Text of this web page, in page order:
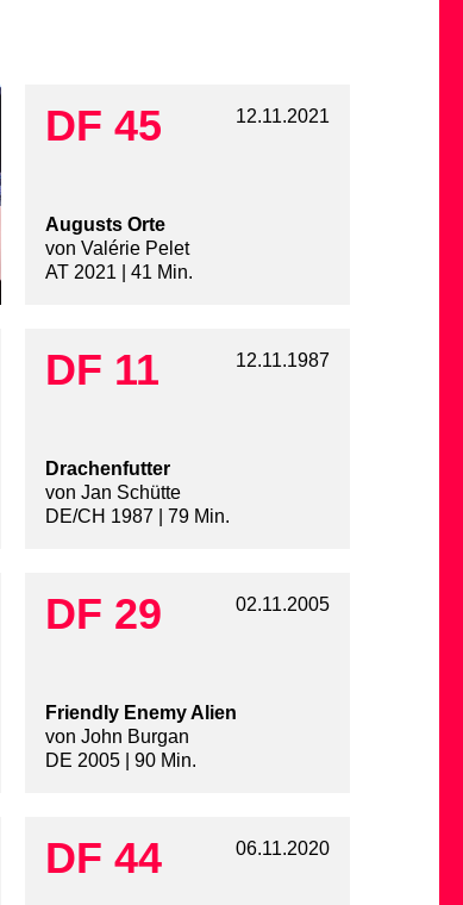
DF 45 12.11.2021
Augusts Orte
von Valérie Pelet
AT 2021 | 41 Min.
DF 11 12.11.1987
Drachenfutter
von Jan Schütte
DE/CH 1987 | 79 Min.
DF 29 02.11.2005
Friendly Enemy Alien
von John Burgan
DE 2005 | 90 Min.
DF 44 06.11.2020